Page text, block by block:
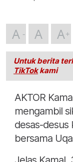
A A A
Untuk berita
TikTokkami
AKTOR
mengambil
desas-
bersama